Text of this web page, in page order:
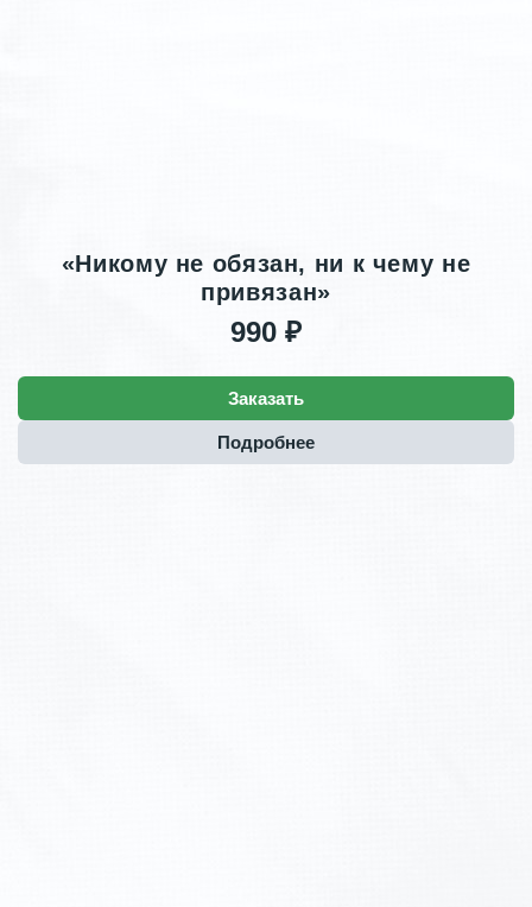
«Никому не обязан, ни к чему не
привязан»
990 ₽
Заказать
Подробнее